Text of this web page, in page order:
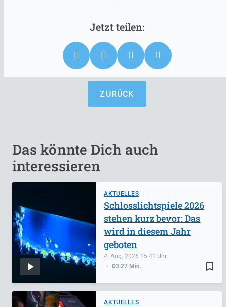
ZURÜCK
Das könnte Dich auch
interessieren
AKTUELLES
bookmark_border
4. Aug. 2026 15:41
03:27 Min.
Schlosslichtspiele 2026
stehen kurz bevor: Das
wird in diesem Jahr
geboten
AKTUELLES